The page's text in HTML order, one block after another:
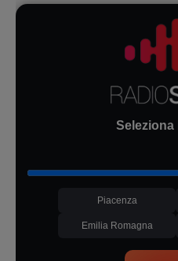
Seleziona
Piacenza
Emilia Romagna